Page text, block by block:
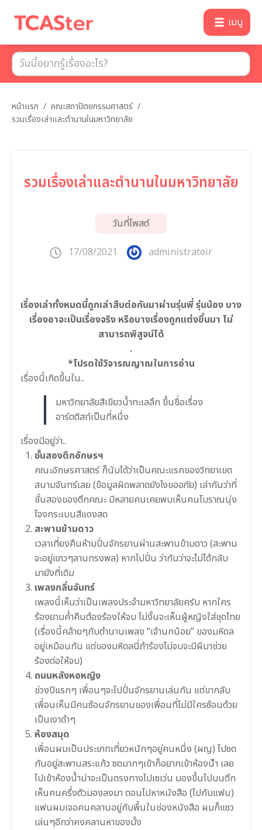
เมนู
หน้าแรก / คณะสถาปัตยกรรมศาสตร์ /
รวมเรื่องเล่าและตำนานในมหาวิทยาลัย
รวมเรื่องเล่าและตำนานในมหาวิทยาลัย
วันที่โพสต์
17/08/2021 administratoir
เรื่องเล่าทั้งหมดนี้ถูกเล่าสืบต่อกันมาผ่านรุ่นพี่ รุ่นน้อง บาง
เรื่องอาจะเป็นเรื่องจริง หรือบางเรื่องถูกแต่งขึ้นมา ไม่
สามารถพิสูจน์ได้
.
*โปรดใช้วิจารณญาณในการอ่าน
เรื่องนี้เกิดขึ้นใน..
มหาวิทยาลัยสีเขียวน้ำทะเลลึก ขึ้นชื่อเรื่อง
อาร์ตติสท์เป็นที่หนึ่ง
เรื่องมีอยู่ว่า..
ชั้นสองตึกอักษรฯ
คณะอักษรศาสตร์ ก็นับได้ว่าเป็นคณะแรกของวิทยาเขต
สนามจันทร์เลย (ข้อมูลผิดพลาดยังไงขออภัย) เล่ากันว่าที่
ชั้นสองของตึกคณะ มีหลายคนเคยพบเห็นคนโบราณนุ่ง
โจงกระเบนสีแดงสด
สะพานข้ามดาว
เวลาเที่ยงคืนห้ามปั่นจักรยานผ่านสะพานข้ามดาว (สะพาน
จะอยู่แถวๆลานทรงพล) หากไปปั่น ว่ากันว่าจะไม่ได้กลับ
มายังที่เดิม
เพลงกลิ่นจันทร์
เพลงนี้เห็นว่าเป็นเพลงประจำมหาวิทยาลัยครับ หากใคร
ร้องยามค่ำคืนต้องร้องให้จบ ไม่งั้นจะเห็นผู้หญิงใส่ชุดไทย
(เรื่องนี้คล้ายๆกับตำนานเพลง “เจ้านกน้อย” ของมหิดล
อยู่เหมือนกัน แต่ของมหิดลนี่ถ้าร้องไม่จบจะมีผีมาช่วย
ร้องต่อให้จบ)
ถนนหลังหอหญิง
ช่วงปีแรกๆ เพื่อนๆจะไปปั่นจักรยานเล่นกัน แต่ขากลับ
เพื่อนเห็นมีคนซ้อนจักรยานของเพื่อนที่ไม่มีใครซ้อนด้วย
เป็นเงาดำๆ
ห้องสมุด
เพื่อนผมเป็นประเภทเที่ยวหนักๆอยู่คนหนึ่ง (ผญ) ไปซด
กันอยู่สะพานสระแก้ว ซดมากๆเข้าก็อยากเข้าห้องน้ำ เลย
ไปเข้าห้องน้ำน่าจะเป็นตรงทางไปเซเว่น มองขึ้นไปบนตึก
เห็นคนครึ่งตัวมองลงมา ตอนไปหาหนังสือ (ไปกับแฟน)
แฟนผมเจอคนคลานอยู่กับพื้นในช่องหนังสือ ผมก็แซว
เล่นๆอีกว่าคงคลานหาของมั้ง